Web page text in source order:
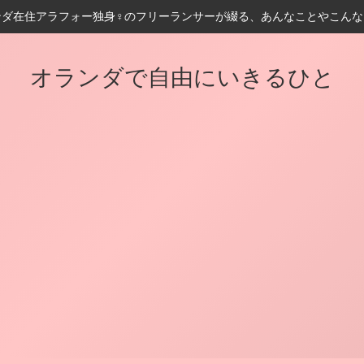
在住アラフォー独身♀️のフリーランサーが綴る、あんなことやこん
オランダで自由にいきるひと